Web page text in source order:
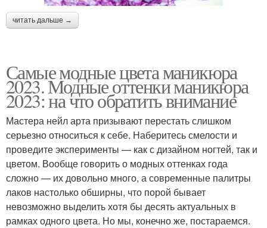
читать дальше →
Самые модные цвета маникюра
2023. Модные оттенки маникюра
2023: на что обратить внимание
Мастера нейл арта призывают перестать слишком
серьезно относиться к себе. Наберитесь смелости и
проведите эксперименты — как с дизайном ногтей, так и
цветом. Вообще говорить о модных оттенках года
сложно — их довольно много, а современные палитры
лаков настолько обширны, что порой бывает
невозможно выделить хотя бы десять актуальных в
рамках одного цвета. Но мы, конечно же, постараемся.